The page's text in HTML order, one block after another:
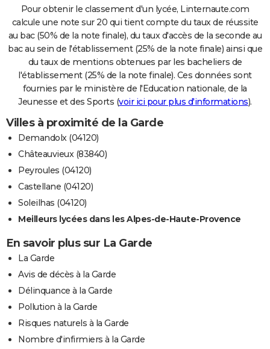
Pour obtenir le classement d'un lycée, Linternaute.com
calcule une note sur 20 qui tient compte du taux de réussite
au bac (50% de la note finale), du taux d'accès de la seconde au
bac au sein de l'établissement (25% de la note finale) ainsi que
du taux de mentions obtenues par les bacheliers de
l'établissement (25% de la note finale). Ces données sont
fournies par le ministère de l'Education nationale, de la
Jeunesse et des Sports (voir ici pour plus d'informations).
Villes à proximité de la Garde
Demandolx (04120)
Châteauvieux (83840)
Peyroules (04120)
Castellane (04120)
Soleilhas (04120)
Meilleurs lycées dans les Alpes-de-Haute-Provence
En savoir plus sur La Garde
La Garde
Avis de décès à la Garde
Délinquance à la Garde
Pollution à la Garde
Risques naturels à la Garde
Nombre d'infirmiers à la Garde